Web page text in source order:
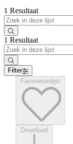
1 Resultaat
1 Resultaat
Filter